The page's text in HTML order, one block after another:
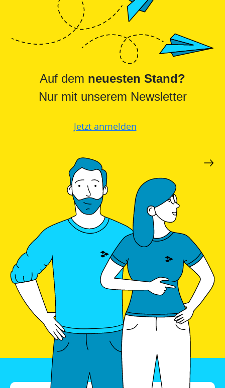
Auf dem neuesten Stand?
Nur mit unserem Newsletter
Jetzt anmelden